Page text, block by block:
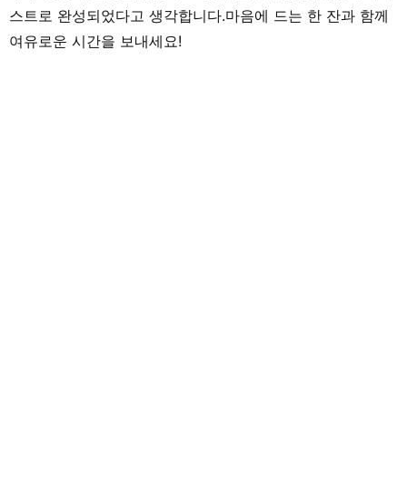
스트로 완성되었다고 생각합니다.마음에 드는 한 잔과 함께
여유로운 시간을 보내세요!